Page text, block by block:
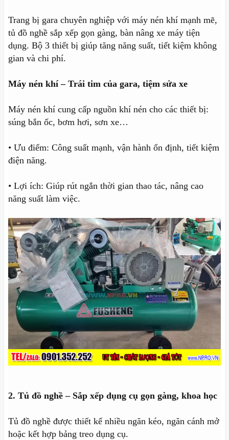
Trang bị gara chuyên nghiệp với máy nén khí mạnh mẽ,
tủ đồ nghề sắp xếp gọn gàng, bàn nâng xe máy tiện
dụng. Bộ 3 thiết bị giúp tăng năng suất, tiết kiệm không
gian và chi phí.
Máy nén khí – Trái tim của gara, tiệm sửa xe
Máy nén khí cung cấp nguồn khí nén cho các thiết bị:
súng bắn ốc, bơm hơi, sơn xe…
• Ưu điểm: Công suất mạnh, vận hành ổn định, tiết kiệm
điện năng.
• Lợi ích: Giúp rút ngắn thời gian thao tác, nâng cao
năng suất làm việc.
2. Tủ đồ nghề – Sắp xếp dụng cụ gọn gàng, khoa học
Tủ đồ nghề được thiết kế nhiều ngăn kéo, ngăn cánh mở
hoặc kết hợp bảng treo dụng cụ.